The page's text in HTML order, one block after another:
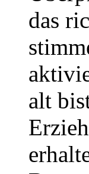
das
alt